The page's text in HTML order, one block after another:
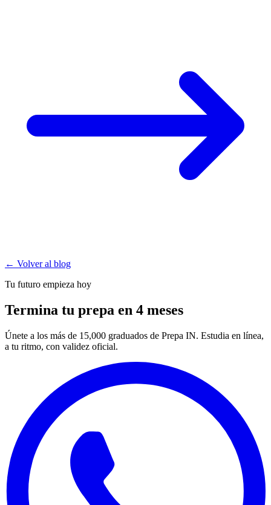
← Volver al blog
Tu futuro empieza hoy
Termina tu prepa en 4 meses
Únete a los más de 15,000 graduados de Prepa IN. Estudia en línea,
a tu ritmo, con validez oficial.